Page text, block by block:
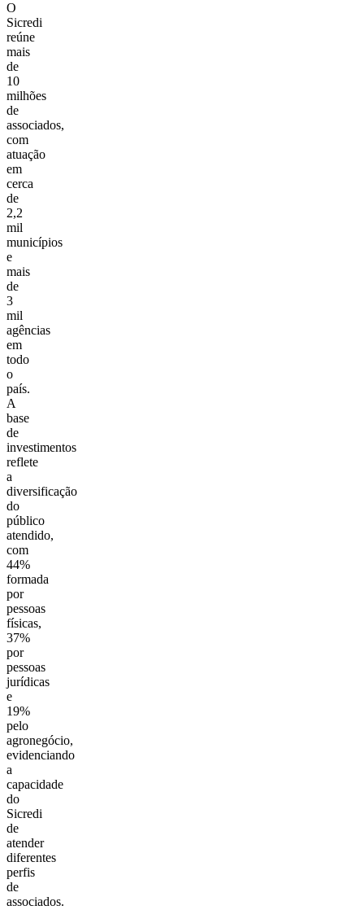
O
Sicredi
reúne
mais
de
10
milhões
de
associados,
com
atuação
em
cerca
de
2,2
mil
municípios
e
mais
de
3
mil
agências
em
todo
o
país.
A
base
de
investimentos
reflete
a
diversificação
do
público
atendido,
com
44%
formada
por
pessoas
físicas,
37%
por
pessoas
jurídicas
e
19%
pelo
agronegócio,
evidenciando
a
capacidade
do
Sicredi
de
atender
diferentes
perfis
de
associados.